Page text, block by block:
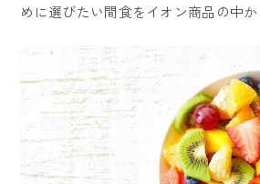
めに選びたい間食をイオン商品の中か